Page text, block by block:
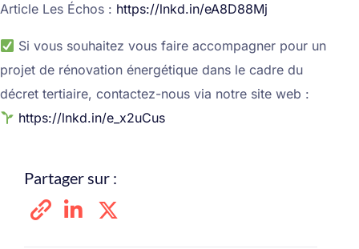
Article Les Échos : https://lnkd.in/eA8D88Mj
Si vous souhaitez vous faire accompagner pour un
projet de rénovation énergétique dans le cadre du
décret tertiaire, contactez-nous via notre site web :
https://lnkd.in/e_x2uCus
Partager sur :